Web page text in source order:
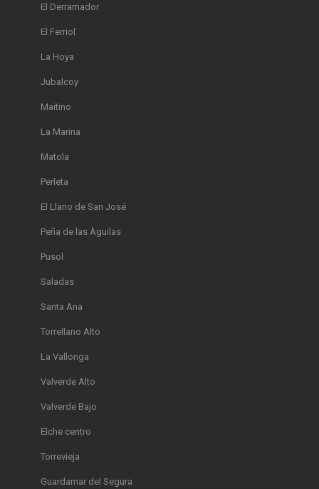
El Derramador
El Ferriol
La Hoya
Jubalcoy
Maitino
La Marina
Matola
Perleta
El Llano de San José
Peña de las Àguilas
Pusol
Saladas
Santa Ana
Torrellano Alto
La Vallonga
Valverde Alto
Valverde Bajo
Elche centro
Torrevieja
Guardamar del Segura